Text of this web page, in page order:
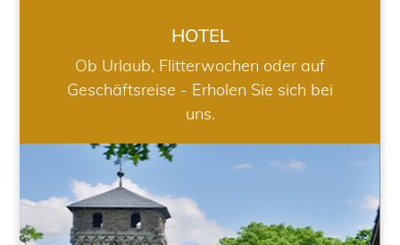
HOTEL
Ob Urlaub, Flitterwochen oder auf
Geschäftsreise - Erholen Sie sich bei
uns.